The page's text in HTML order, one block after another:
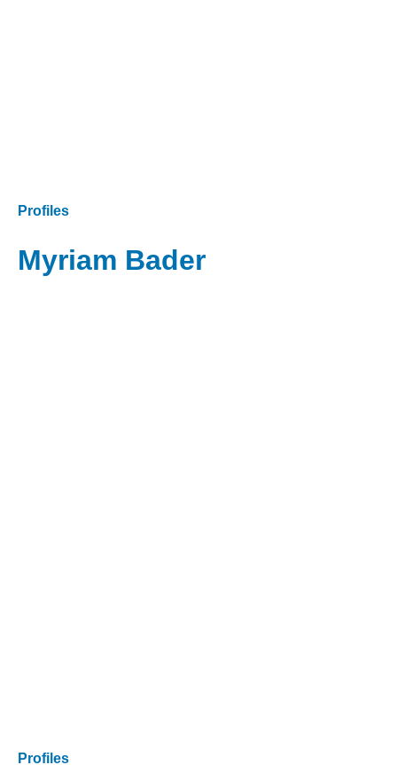
Profiles
Myriam Bader
Profiles